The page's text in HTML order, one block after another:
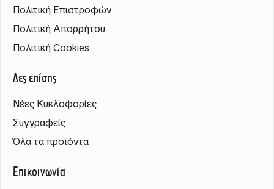
Πολιτική Επιστροφών
Πολιτική Απορρήτου
Πολιτική Cookies
Δες επίσης
Νέες Κυκλοφορίες
Συγγραφείς
Όλα τα προϊόντα
Επικοινωνία